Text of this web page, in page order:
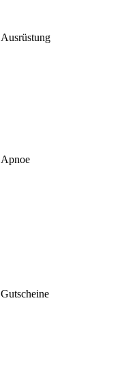
Ausrüstung
Apnoe
Gutscheine